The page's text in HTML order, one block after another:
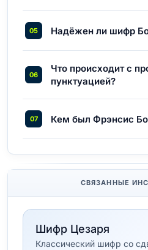
Надёжен ли шифр
Что происходит с
пунктуацией?
Кем был Фрэнсис
СВЯЗАННЫЕ
Шифр Цезаря
Классический шифр со